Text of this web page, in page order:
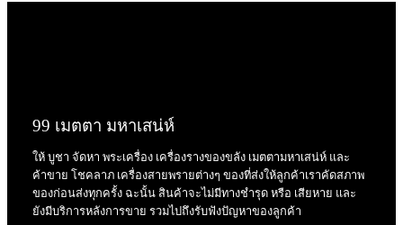
99 เมตตา มหาเสน่ห์
ให้ บูชา จัดหา พระเครื่อง เครื่องรางของขลัง เมตตามหาเสน่ห์ และ
ค้าขาย โชคลาภ เครื่องสายพรายต่างๆ ของที่ส่งให้ลูกค้าเราคัดสภาพ
ของก่อนส่งทุกครั้ง ฉะนั้น สินค้าจะไม่มีทางชำรุด หรือ เสียหาย และ
ยังมีบริการหลังการขาย รวมไปถึงรับฟังปัญหาของลูกค้า